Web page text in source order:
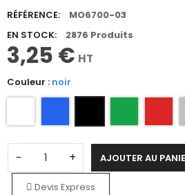
RÉFÉRENCE:
MO6700-03
EN STOCK:
2876 Produits
3,25 € HT
Couleur : noir
− + AJOUTER AU
Devis Express